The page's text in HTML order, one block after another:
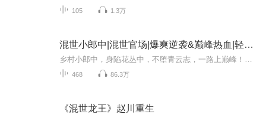
105 1.3万
混世小郎中|混世官场|爆爽逆袭&巅峰热血|轻松搞笑
468 86.3万
《混世龙王》赵川重生